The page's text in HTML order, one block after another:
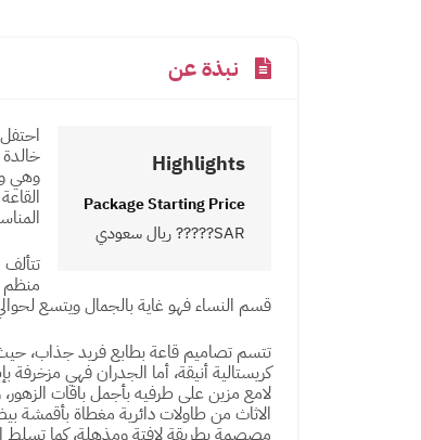
نبذة عن
Highlights
Package Starting Price
SAR????? ريال سعودي
وهي
قسم النساء فهو غاية بالجمال ويتسع لحوالي 240 سيدة ضمن أجواء
تتسم تصاميم قاعة بطابع فريد جذاب،
كريستالية أنيقة، أما الجدران فهي
لامع مزين على طرفيه بأجمل باقات
الاثاث من طاولات دائرية مغطاة بأقمشة
مصصمة بطريقة لافتة ومذهلة، كما